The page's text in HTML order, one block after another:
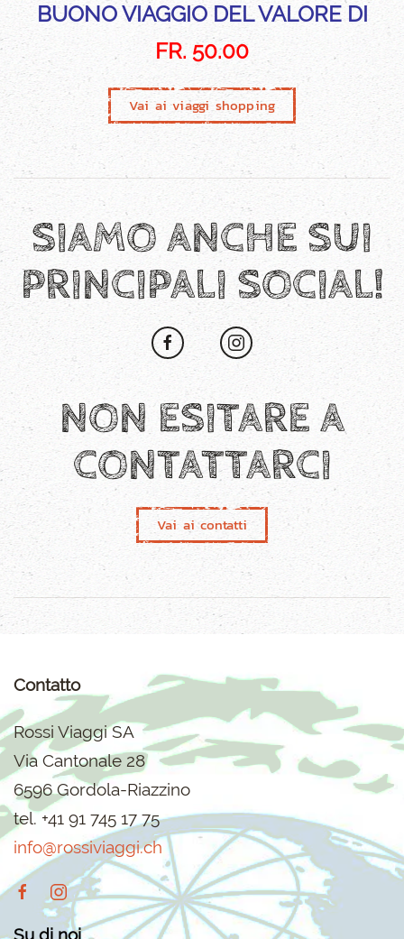
BUONO VIAGGIO DEL VALORE DI
FR. 50.00
Vai ai viaggi shopping
SIAMO ANCHE SUI
PRINCIPALI SOCIAL!
NON ESITARE A
CONTATTARCI
Vai ai contatti
Contatto
Rossi Viaggi SA
Via Cantonale 28
6596 Gordola-Riazzino
tel. +41 91 745 17 75
info@rossiviaggi.ch
Su di noi